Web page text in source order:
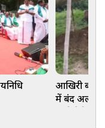
आखिरी बार
में बंद अली,